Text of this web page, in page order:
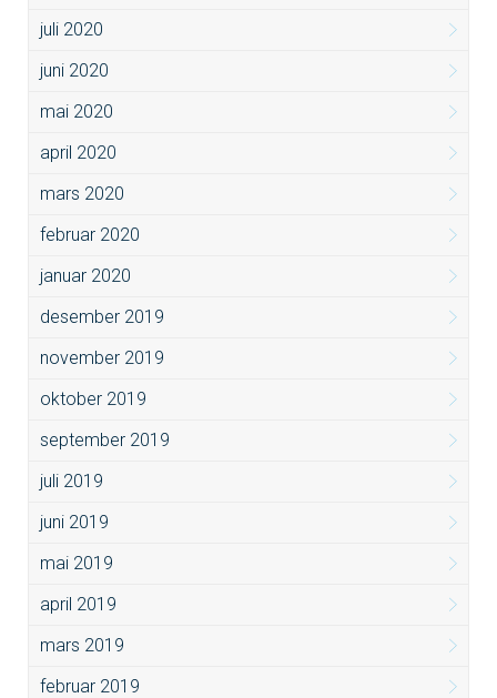
juli 2020
juni 2020
mai 2020
april 2020
mars 2020
februar 2020
januar 2020
desember 2019
november 2019
oktober 2019
september 2019
juli 2019
juni 2019
mai 2019
april 2019
mars 2019
februar 2019